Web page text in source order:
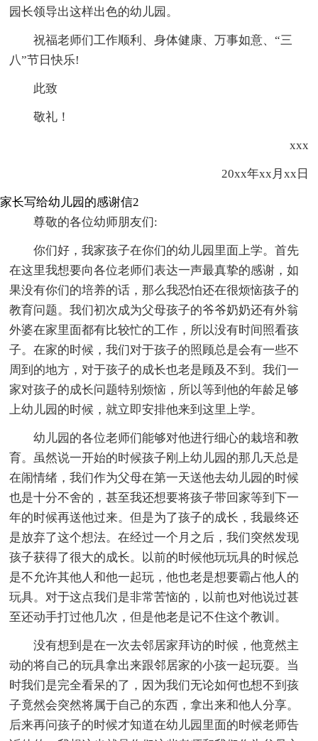
园长领导出这样出色的幼儿园。
祝福老师们工作顺利、身体健康、万事如意、“三
八”节日快乐!
此致
敬礼！
xxx
20xx年xx月xx日
家长写给幼儿园的感谢信2
尊敬的各位幼师朋友们:
你们好，我家孩子在你们的幼儿园里面上学。首先
在这里我想要向各位老师们表达一声最真挚的感谢，如
果没有你们的培养的话，那么我恐怕还在很烦恼孩子的
教育问题。我们初次成为父母孩子的爷爷奶奶还有外翁
外婆在家里面都有比较忙的工作，所以没有时间照看孩
子。在家的时候，我们对于孩子的照顾总是会有一些不
周到的地方，对于孩子的成长也老是顾及不到。我们一
家对孩子的成长问题特别烦恼，所以等到他的年龄足够
上幼儿园的时候，就立即安排他来到这里上学。
幼儿园的各位老师们能够对他进行细心的栽培和教
育。虽然说一开始的时候孩子刚上幼儿园的那几天总是
在闹情绪，我们作为父母在第一天送他去幼儿园的时候
也是十分不舍的，甚至我还想要将孩子带回家等到下一
年的时候再送他过来。但是为了孩子的成长，我最终还
是放弃了这个想法。在经过一个月之后，我们突然发现
孩子获得了很大的成长。以前的时候他玩玩具的时候总
是不允许其他人和他一起玩，他也老是想要霸占他人的
玩具。对于这点我们是非常苦恼的，以前也对他说过甚
至还动手打过他几次，但是他老是记不住这个教训。
没有想到是在一次去邻居家拜访的时候，他竟然主
动的将自己的玩具拿出来跟邻居家的小孩一起玩耍。当
时我们是完全看呆的了，因为我们无论如何也想不到孩
子竟然会突然将属于自己的东西，拿出来和他人分享。
后来再问孩子的时候才知道在幼儿园里面的时候老师告